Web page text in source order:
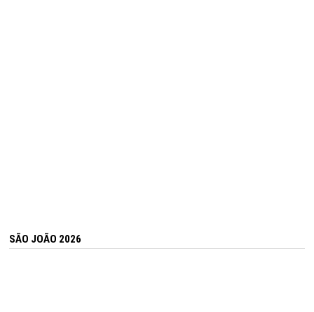
SÃO JOÃO 2026